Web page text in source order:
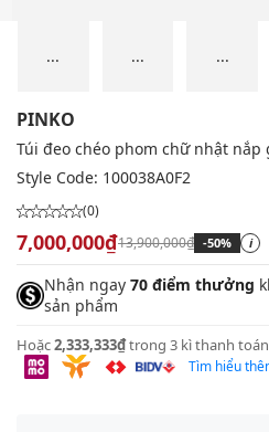
... ... ...
PINKO
Túi đeo chéo phom chữ nhật nắp
Style Code: 100038A0F2
(0)
7,000,000₫13,900,000₫ -50% i
Nhận ngay 70 điểm thưởng
sản phẩm
Hoặc2,333,333₫trong 3 kì thanh
Tìm hiểu